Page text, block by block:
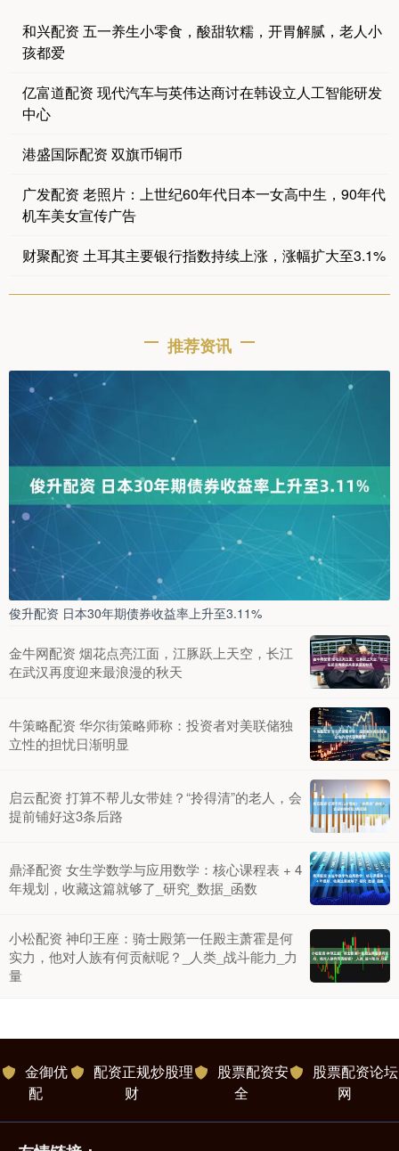
和兴配资 五一养生小零食，酸甜软糯，开胃解腻，老人小
孩都爱
亿富道配资 现代汽车与英伟达商讨在韩设立人工智能研发
中心
港盛国际配资 双旗币铜币
广发配资 老照片：上世纪60年代日本一女高中生，90年代
机车美女宣传广告
财聚配资 土耳其主要银行指数持续上涨，涨幅扩大至3.1%
推荐资讯
俊升配资 日本30年期债券收益率上升至3.11%
金牛网配资 烟花点亮江面，江豚跃上天空，长江
在武汉再度迎来最浪漫的秋天
牛策略配资 华尔街策略师称：投资者对美联储独
立性的担忧日渐明显
启云配资 打算不帮儿女带娃？“拎得清”的老人，会
提前铺好这3条后路
鼎泽配资 女生学数学与应用数学：核心课程表 + 4
年规划，收藏这篇就够了_研究_数据_函数
小松配资 神印王座：骑士殿第一任殿主萧霍是何
实力，他对人族有何贡献呢？_人类_战斗能力_力
量
金御优
配
配资正规炒股理
财
股票配资安
全
股票配资论坛
网